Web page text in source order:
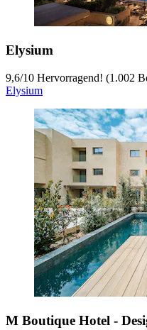
Elysium
9,6/10 Hervorragend! (1.002
Elysium
M Boutique Hotel -